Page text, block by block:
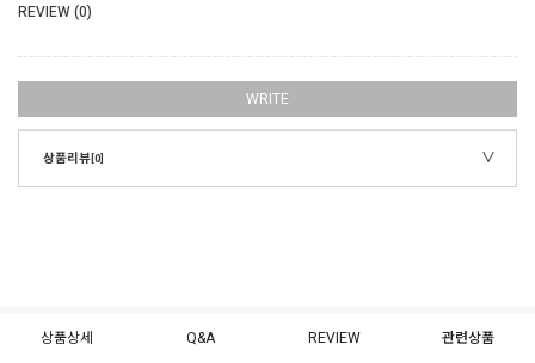
REVIEW (0)
WRITE
상품리뷰[0]
상품상세 Q&A REVIEW 관련상품